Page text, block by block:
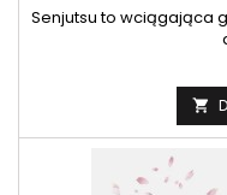
Senjutsu to wciągająca
